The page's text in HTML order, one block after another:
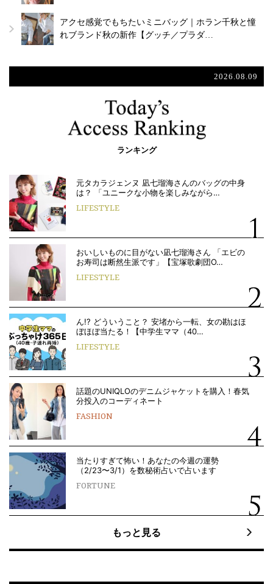
アクセ感覚でもちたいミニバッグ｜ホラン千秋と憧
れブランド秋の新作【グッチ／プラダ…
2026.08.09
ランキング
元タカラジェンヌ 凪七瑠海さんのバッグの中身
は？ 「ユニークな小物を楽しみながら…
LIFESTYLE
おいしいものに目がない凪七瑠海さん 「エビの
お寿司は断然生派です」【宝塚歌劇団O…
LIFESTYLE
ん!? どういうこと？ 安堵から一転、女の勘はほ
ぼほぼ当たる！【中学生ママ（40…
LIFESTYLE
話題のUNIQLOのデニムジャケットを購入！春気
分投入のコーディネート
FASHION
当たりすぎて怖い！あなたの今週の運勢
（2/23〜3/1）を数秘術占いで占います
FORTUNE
もっと見る